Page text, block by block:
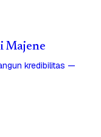
Majene
kredibilitas —